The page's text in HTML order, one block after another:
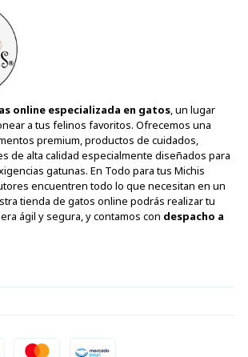
online especializada en gatos, un lugar
a tus felinos favoritos. Ofrecemos una
premium, productos de cuidados,
de alta calidad especialmente diseñados para
gatunas. En Todo para tus Michis
encuentren todo lo que necesitan en un
tienda de gatos online podrás realizar tu
ágil y segura, y contamos con despacho a